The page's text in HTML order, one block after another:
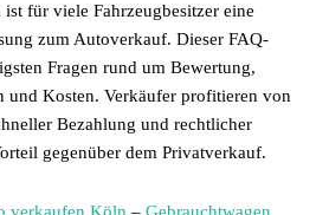
für viele Fahrzeugbesitzer eine
zum Autoverkauf. Dieser FAQ-
Fragen rund um Bewertung,
und Kosten. Verkäufer profitieren von
Bezahlung und rechtlicher
gegenüber dem Privatverkauf.